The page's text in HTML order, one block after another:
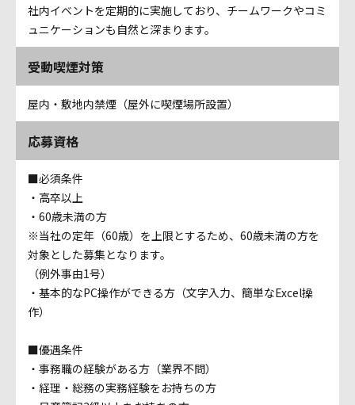
社内イベントを定期的に実施しており、チームワークやコミ
ュニケーションも自然と深まります。
受動喫煙対策
屋内・敷地内禁煙（屋外に喫煙場所設置）
応募資格
■必須条件
・高卒以上
・60歳未満の方
※当社の定年（60歳）を上限とするため、60歳未満の方を
対象とした募集となります。
（例外事由1号）
・基本的なPC操作ができる方（文字入力、簡単なExcel操
作）
■優遇条件
・事務職の経験がある方（業界不問）
・経理・総務の実務経験をお持ちの方